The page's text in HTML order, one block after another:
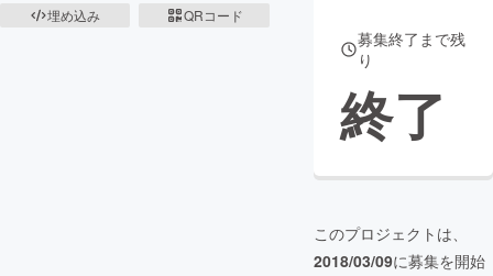
埋め込み
QRコード
募集終了まで残
り
終了
このプロジェクトは、
2018/03/09に募集を開始